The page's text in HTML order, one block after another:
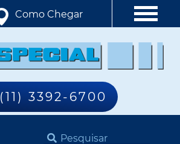
Como Chegar
(11) 3392-6700